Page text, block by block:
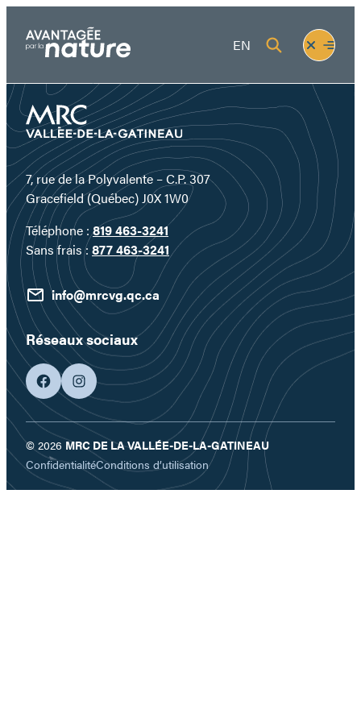
contenu
EN
Fermer
le
menu
Ouvrir
le
7, rue de la Polyvalente – C.P. 307
Gracefield (Québec) J0X 1W0
Téléphone :819 463-3241
Sans frais : 877 463-3241
info@mrcvg.qc.ca
Réseaux sociaux
facebookgoogleplus
© 2026 MRC DE LA VALLÉE-DE-LA-GATINEAU
ConfidentialitéConditions d’utilisation